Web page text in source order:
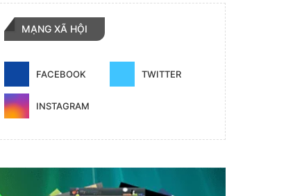
MẠNG XÃ HỘI
FACEBOOK TWITTER
INSTAGRAM